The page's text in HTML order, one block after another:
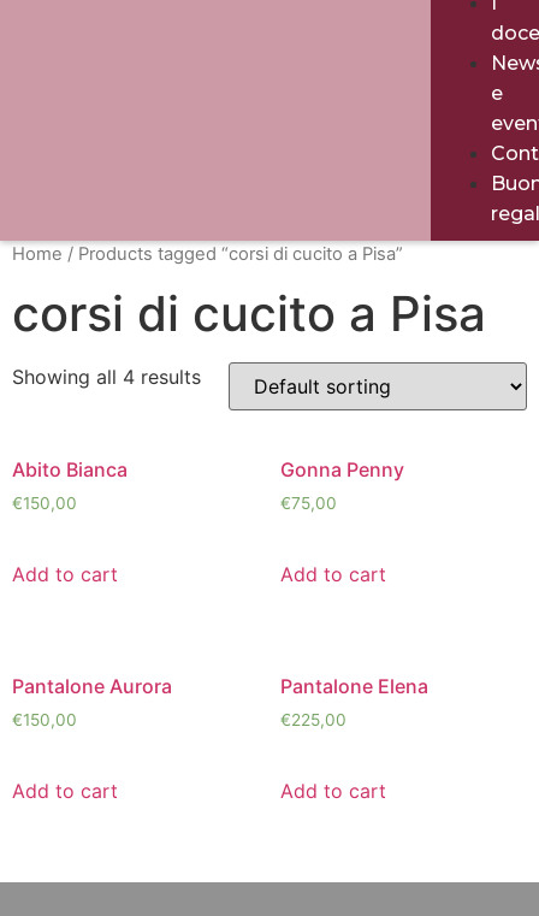
e
Home / Products tagged “corsi di cucito a Pisa”
corsi di cucito a Pisa
Showing all 4 results
Abito Bianca
€150,00
Add to cart
Gonna Penny
€75,00
Add to cart
Pantalone Aurora
€150,00
Add to cart
Pantalone Elena
€225,00
Add to cart